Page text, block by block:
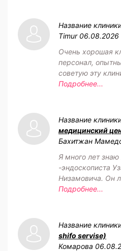
Название
Timur 06.08.2026
Очень хорошая
персонал,
советую эту
Подробнее...
Название
медицинский
Бахитжан
Я много лет
-эндоскописта
Низамовича. Он
Подробнее...
Название
shifo servise)
Комарова